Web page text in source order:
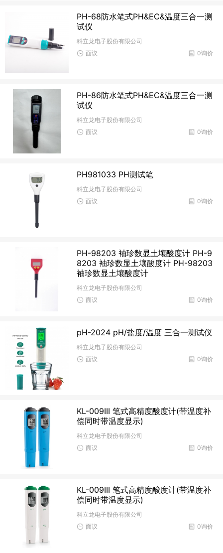
PH-68防水笔式PH&EC&温度三合一测
试仪
科立龙电子股份有限公司
0询价
面议
PH-86防水笔式PH&EC&温度三合一测
试仪
科立龙电子股份有限公司
0询价
面议
PH981033 PH测试笔
科立龙电子股份有限公司
0询价
面议
PH-98203 袖珍数显土壤酸度计 PH-9
8203 袖珍数显土壤酸度计 PH-98203
袖珍数显土壤酸度计
科立龙电子股份有限公司
0询价
面议
pH-2024 pH/盐度/温度 三合一测试仪
科立龙电子股份有限公司
0询价
面议
KL-009III 笔式高精度酸度计(带温度补
偿同时带温度显示)
科立龙电子股份有限公司
0询价
面议
KL-009III 笔式高精度酸度计(带温度补
偿同时带温度显示)
科立龙电子股份有限公司
0询价
面议